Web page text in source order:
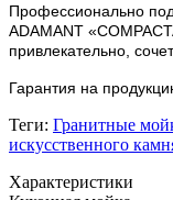
Профессионально
ADAMANT «
привлекательно,
Гарантия на
Теги: Гранитные
искусственного
Характеристики